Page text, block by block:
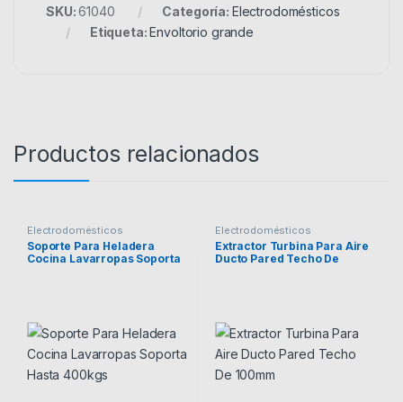
SKU:61040 Categoría: Electrodomésticos
Etiqueta:Envoltorio grande
Productos relacionados
Electrodomésticos
Soporte Para Heladera
Cocina Lavarropas Soporta
Electrodomésticos
Extractor Turbina Para Aire
Ducto Pared Techo De